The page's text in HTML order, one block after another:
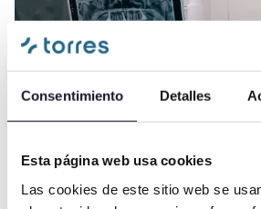
Consentimiento Detalles
Esta página web usa cookies
Las cookies de este sitio web se
Torres Roma